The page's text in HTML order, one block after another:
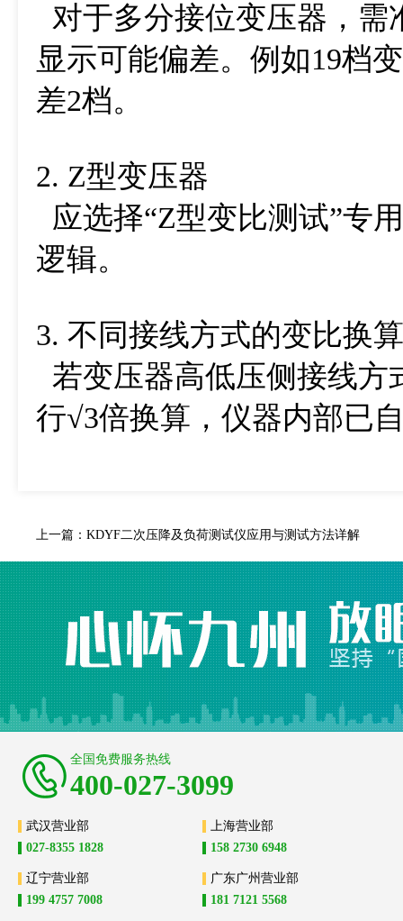
对于多分接位变压器，
显示可能偏差。例如19档
差2档。
2. Z型变压器
应选择“Z型变比测试”专
逻辑。
3. 不同接线方式的变比换算
若变压器高低压侧接线
行√3倍换算，仪器内部已
上一篇： KDYF二次压降及负荷测试仪应用与测试方法详解
全国免费服务热线
400-027-3099
武汉营业部
027-8355 1828
上海营业部
158 2730 6948
辽宁营业部
199 4757 7008
广东广州营业部
181 7121 5568